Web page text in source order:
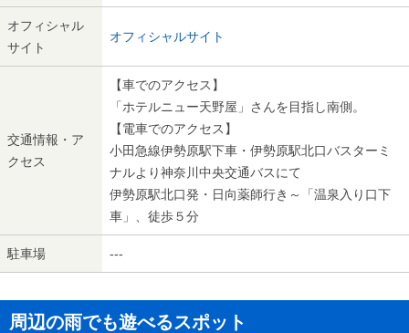
オフィシャル
サイト
オフィシャルサイト
交通情報・ア
クセス
【車でのアクセス】
「ホテルニュー天野屋」さんを目指し南側。
【電車でのアクセス】
小田急線伊勢原駅下車・伊勢原駅北口バスターミ
ナルより神奈川中央交通バスにて
伊勢原駅北口発・日向薬師行き～「温泉入り口下
車」、徒歩５分
駐車場 ---
周辺の雨でも遊べるスポット